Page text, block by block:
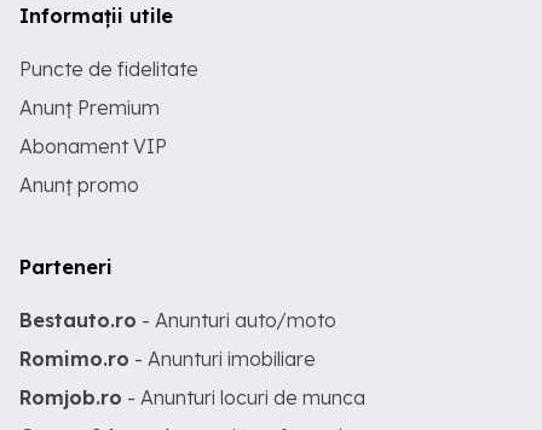
Informații utile
Puncte de fidelitate
Anunț Premium
Abonament VIP
Anunț promo
Parteneri
Bestauto.ro - Anunturi auto/moto
Romimo.ro - Anunturi imobiliare
Romjob.ro - Anunturi locuri de munca